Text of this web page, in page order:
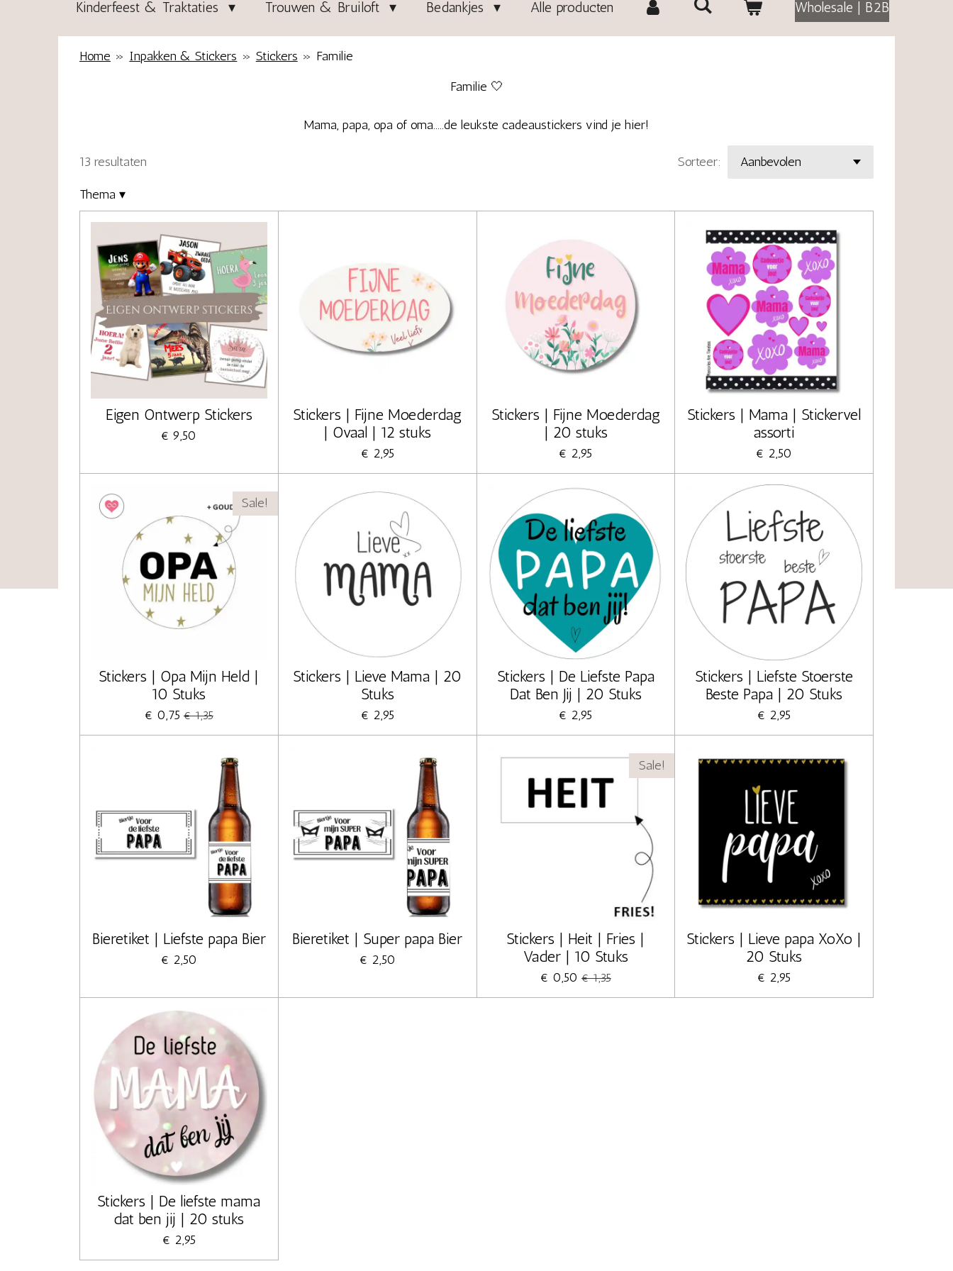
Kinderfeest & Traktaties Trouwen & Bruiloft Bedankjes Alle producten Wholesale | B2B
Home » Inpakken & Stickers » Stickers » Familie
Familie 🤍
Mama, papa, opa of oma.....de leukste cadeaustickers vind je hier!
13 resultaten Sorteer:
Thema ▾
Eigen Ontwerp Stickers
€ 9,50
Stickers | Fijne Moederdag
| Ovaal | 12 stuks
€ 2,95
Stickers | Fijne Moederdag
| 20 stuks
€ 2,95
Stickers | Mama | Stickervel
assorti
€ 2,50
Sale!
Stickers | Opa Mijn Held |
10 Stuks
€ 0,75 € 1,35
Stickers | Lieve Mama | 20
Stuks
€ 2,95
Stickers | De Liefste Papa
Dat Ben Jij | 20 Stuks
€ 2,95
Stickers | Liefste Stoerste
Beste Papa | 20 Stuks
€ 2,95
Bieretiket | Liefste papa Bier
€ 2,50
Bieretiket | Super papa Bier
€ 2,50
Sale!
Stickers | Heit | Fries |
Vader | 10 Stuks
€ 0,50 € 1,35
Stickers | Lieve papa XoXo |
20 Stuks
€ 2,95
Stickers | De liefste mama
dat ben jij | 20 stuks
€ 2,95